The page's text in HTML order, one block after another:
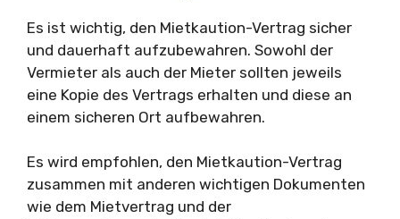
Es ist wichtig, den Mietkaution-Vertrag sicher
und dauerhaft aufzubewahren. Sowohl der
Vermieter als auch der Mieter sollten jeweils
eine Kopie des Vertrags erhalten und diese an
einem sicheren Ort aufbewahren.
Es wird empfohlen, den Mietkaution-Vertrag
zusammen mit anderen wichtigen Dokumenten
wie dem Mietvertrag und der